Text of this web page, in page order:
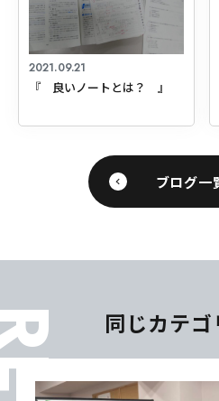
2021.09.21
『 良いノートとは？ 』
ブログ一
同じカテ